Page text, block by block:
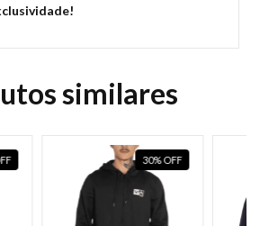
similares
30%OFF